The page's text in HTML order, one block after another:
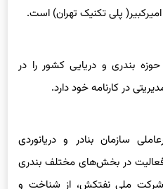
پلی تکنیک تهران) است.
در حوزه بندری و دریایی کشور را در
سازمان بنادر و دریانوردی
در بخش‌های مختلف بندری
ملی نفتکش، از شناخت و‌